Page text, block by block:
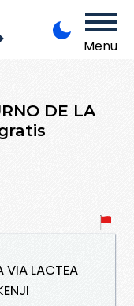
Menu
DE LA
VIA LACTEA